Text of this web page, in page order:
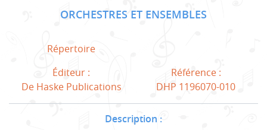
ORCHESTRES ET ENSEMBLES
Répertoire
Éditeur :
De Haske Publications
Référence :
DHP 1196070-010
Description :